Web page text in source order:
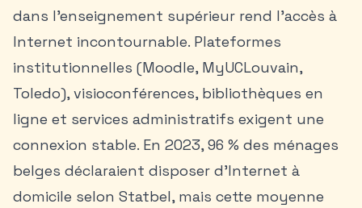
dans l’enseignement supérieur rend l’accès à
Internet incontournable. Plateformes
institutionnelles (Moodle, MyUCLouvain,
Toledo), visioconférences, bibliothèques en
ligne et services administratifs exigent une
connexion stable. En 2023, 96 % des ménages
belges déclaraient disposer d’Internet à
domicile selon Statbel, mais cette moyenne